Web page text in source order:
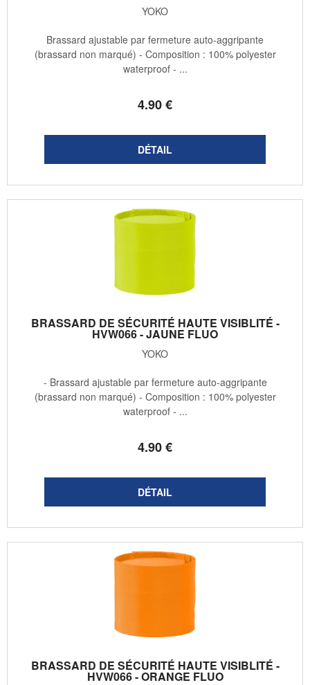
YOKO
4.90€
Brassard ajustable par fermeture auto-aggripante
(brassard non marqué) - Composition : 100% polyester
waterproof - ...
BRASSARD DE SÉCURITÉ HAUTE VISIBLITÉ -
HVW066 - JAUNE FLUO
YOKO
4.90€
- Brassard ajustable par fermeture auto-aggripante
(brassard non marqué) - Composition : 100% polyester
waterproof - ...
BRASSARD DE SÉCURITÉ HAUTE VISIBLITÉ -
HVW066 - ORANGE FLUO